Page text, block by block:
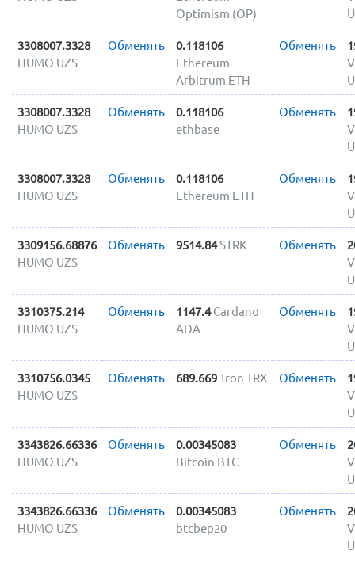
Optimism (OP)
3308007.3328
HUMO UZS
Обменять
0.118106
Ethereum
Arbitrum ETH
Обменять
3308007.3328
HUMO UZS
Обменять
0.118106
ethbase
Обменять
3308007.3328
HUMO UZS
Обменять
0.118106
Ethereum ETH
Обменять
3309156.68876
HUMO UZS
Обменять 9514.84STRK Обменять
3310375.214
HUMO UZS
Обменять 1147.4 Cardano
ADA
Обменять
3310756.0345
HUMO UZS
Обменять 689.669Tron TRX Обменять
3343826.66336
HUMO UZS
Обменять
0.00345083
Bitcoin BTC
Обменять
3343826.66336
HUMO UZS
Обменять
0.00345083
btcbep20
Обменять